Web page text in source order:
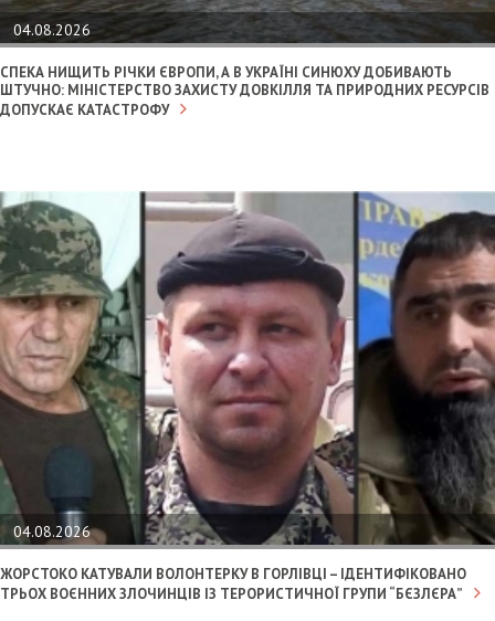
04.08.2026
СПЕКА НИЩИТЬ РІЧКИ ЄВРОПИ, А В УКРАЇНІ СИНЮХУ ДОБИВАЮТЬ
ШТУЧНО: МІНІСТЕРСТВО ЗАХИСТУ ДОВКІЛЛЯ ТА ПРИРОДНИХ РЕСУРСІВ
ДОПУСКАЄ КАТАСТРОФУ
04.08.2026
ЖОРСТОКО КАТУВАЛИ ВОЛОНТЕРКУ В ГОРЛІВЦІ – ІДЕНТИФІКОВАНО
ТРЬОХ ВОЄННИХ ЗЛОЧИНЦІВ ІЗ ТЕРОРИСТИЧНОЇ ГРУПИ “БЄЗЛЄРА”